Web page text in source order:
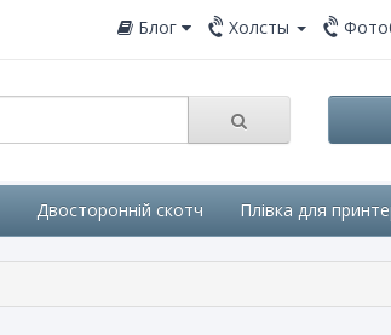
Блог Холсты
Двосторонній скотч Плівка для